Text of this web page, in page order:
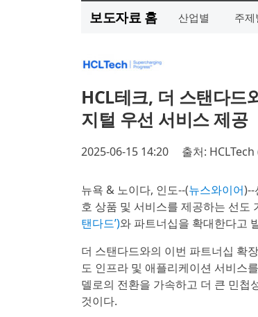
보도자료 홈 산업별 주제
HCL테크, 더 스탠다드
지털 우선 서비스 제공
2025-06-15 14:20 출처:
뉴욕 & 노이다, 인도--(뉴스와이어)--
호 상품 및 서비스를 제공하는 선도
탠다드’)와 파트너십을 확대한다고
더 스탠다드와의 이번 파트너십 확
도 인프라 및 애플리케이션 서비스
델로의 전환을 가속하고 더 큰 민첩
것이다.